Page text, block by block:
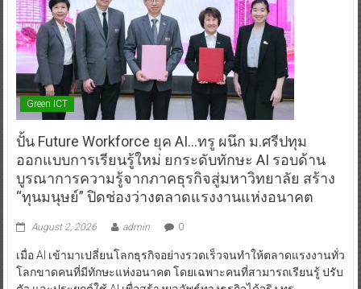
Green ICT
ปั้น Future Workforce ยุค AI…ทรู ผนึก ม.ศรีปทุม
ออกแบบการเรียนรู้ใหม่ ยกระดับทักษะ AI รอบด้าน
บูรณาการความรู้จากภาคธุรกิจสู่มหาวิทยาลัย สร้าง
“ทุนมนุษย์” ปิดช่องว่างตลาดแรงงานแห่งอนาคต
August 2, 2026 admin 0
เมื่อ AI เข้ามาเปลี่ยนโลกธุรกิจอย่างรวดเร็วจนทำให้ตลาดแรงงานทั่ว
โลกขาดคนที่มีทักษะแห่งอนาคต โดยเฉพาะคนที่สามารถเรียนรู้ ปรับ